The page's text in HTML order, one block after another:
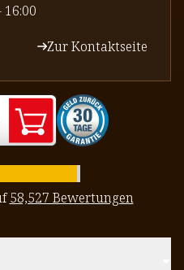
Zur Kontaktseite
58,527 Bewertungen